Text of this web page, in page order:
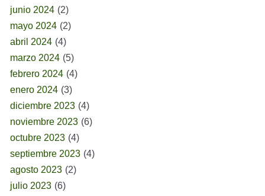
junio 2024 (2)
mayo 2024 (2)
abril 2024 (4)
marzo 2024 (5)
febrero 2024 (4)
enero 2024 (3)
diciembre 2023 (4)
noviembre 2023 (6)
octubre 2023 (4)
septiembre 2023 (4)
agosto 2023 (2)
julio 2023 (6)